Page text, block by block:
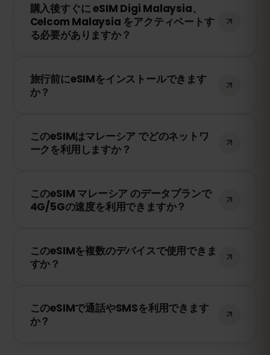
トフォンのeSIM設定でQRコードをスキャ
ンするだけで、すぐに利用できます！物理
SIMカードの交換は不要です。
購入後すぐに eSIM Digi Malaysia、
Celcom Malaysia をアクティベートす
る必要がありますか？
ます。ただし、Digi Malaysia、Celcom
Malaysia のネットワークに接続したときに
旅行前にeSIMをインストールできます
か？
とをおすすめします。ただし、マレーシア
に到着するまでネットワークに接続しない
このeSIMはマレーシア でどのネットワ
ークを利用しますか？
のネットワークに接続します。例えば、
Digi Malaysia、Celcom Malaysia などが含
このeSIM マレーシア のデータプランで
4G/5Gの速度を利用できますか？
を提供し、マレーシア で5Gが利用可能な
場合は5Gにも対応しています。快適なイン
このeSIMを複数のデバイスで使用できま
すか？
と、1台のデバイスにのみ紐付けられます。
スマートフォンを変更する場合は、新しい
このeSIMで通話やSMSを利用できます
か？